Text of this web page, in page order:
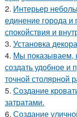
2. Интерьер
единение города
спокойствия и
3. Установка
4. Мы показываем,
создать удобное и
точной столярной
5. Создание
затратами.
6. Создание